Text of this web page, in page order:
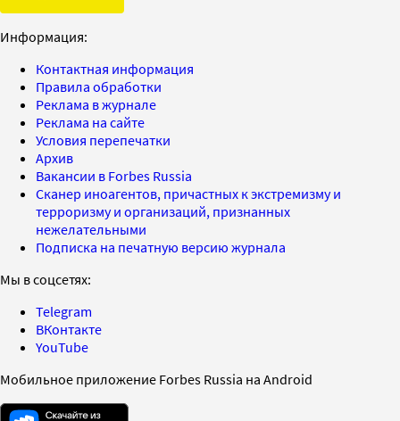
Информация:
Контактная информация
Правила обработки
Реклама в журнале
Реклама на сайте
Условия перепечатки
Архив
Вакансии в Forbes Russia
Сканер иноагентов, причастных к экстремизму и
терроризму и организаций, признанных
нежелательными
Подписка на печатную версию журнала
Мы в соцсетях:
Telegram
ВКонтакте
YouTube
Мобильное приложение Forbes Russia на Android